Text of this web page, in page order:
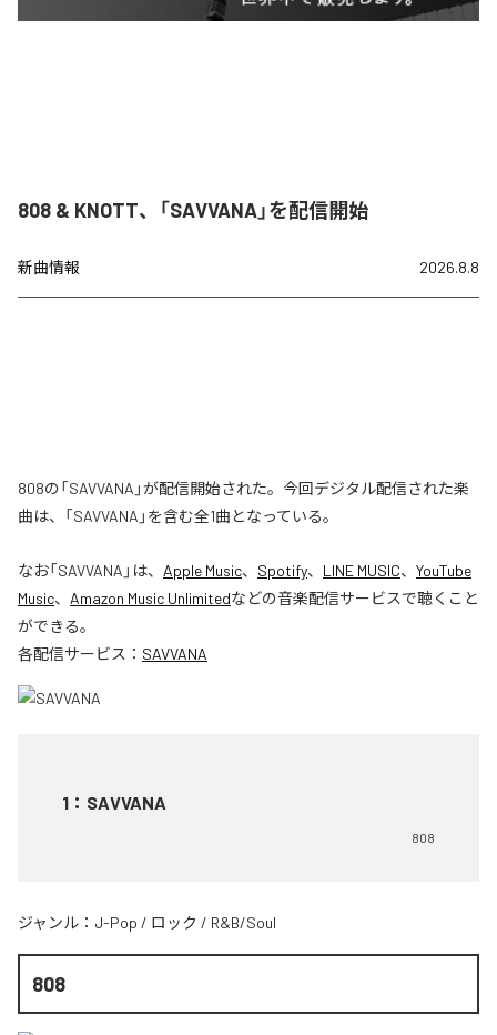
808 & KNOTT、「SAVVANA」を配信開始
新曲情報 2026.8.8
808の「SAVVANA」が配信開始された。今回デジタル配信された楽
曲は、「SAVVANA」を含む全1曲となっている。
なお「SAVVANA 」は、 Apple Music、 Spotify、 LINE MUSIC、 YouTube
Music、 Amazon Music Unlimitedなどの音楽配信サービスで聴くこと
ができる。
各配信サービス： SAVVANA
1 ： SAVVANA
808
ジャンル： J-Pop / ロック / R&B/Soul
808